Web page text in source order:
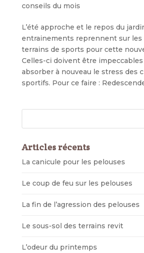
conseils du mois
L’été approche et le repos du
entrainements reprennent sur les
terrains de sports pour cette
Celles-ci doivent être
absorber à nouveau le stress des
sportifs. Pour ce faire :
Articles récents
La canicule pour les pelouses
Le coup de feu sur les pelouses
La fin de l’agression des pelouses
Le sous-sol des terrains revit
L’odeur du printemps